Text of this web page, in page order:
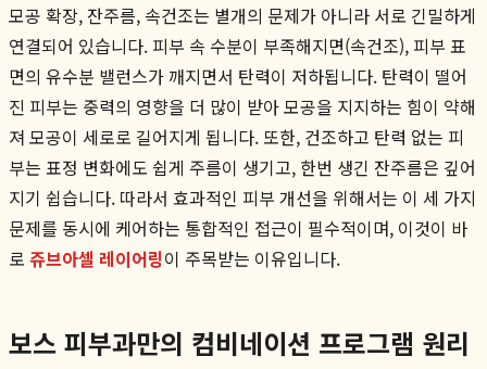
모공 확장, 잔주름, 속건조는 별개의 문제가 아니라 서로 긴밀하게
연결되어 있습니다. 피부 속 수분이 부족해지면(속건조), 피부 표
면의 유수분 밸런스가 깨지면서 탄력이 저하됩니다. 탄력이 떨어
진 피부는 중력의 영향을 더 많이 받아 모공을 지지하는 힘이 약해
져 모공이 세로로 길어지게 됩니다. 또한, 건조하고 탄력 없는 피
부는 표정 변화에도 쉽게 주름이 생기고, 한번 생긴 잔주름은 깊어
지기 쉽습니다. 따라서 효과적인 피부 개선을 위해서는 이 세 가지
문제를 동시에 케어하는 통합적인 접근이 필수적이며, 이것이 바
로 쥬브아셀 레이어링이 주목받는 이유입니다.
보스 피부과만의 컴비네이션 프로그램 원리